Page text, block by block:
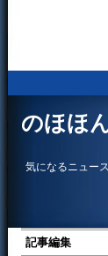
のほほ
気になるニュー
記事編集